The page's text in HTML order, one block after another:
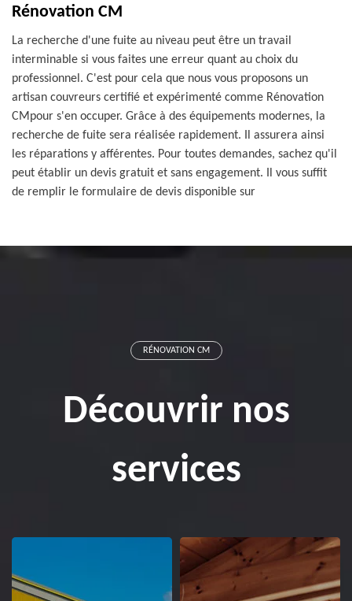
Rénovation CM
La recherche d'une fuite au niveau peut être un travail
interminable si vous faites une erreur quant au choix du
professionnel. C'est pour cela que nous vous proposons un
artisan couvreurs certifié et expérimenté comme Rénovation
CMpour s'en occuper. Grâce à des équipements modernes, la
recherche de fuite sera réalisée rapidement. Il assurera ainsi
les réparations y afférentes. Pour toutes demandes, sachez qu'il
peut établir un devis gratuit et sans engagement. Il vous suffit
de remplir le formulaire de devis disponible sur
RÉNOVATION CM
Découvrir nos
services